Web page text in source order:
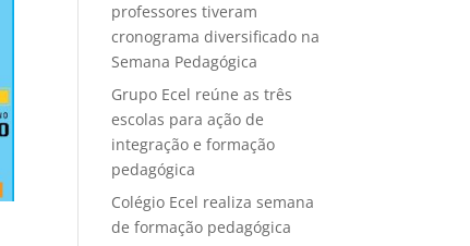
professores tiveram
cronograma diversificado na
Semana Pedagógica
Grupo Ecel reúne as três
escolas para ação de
integração e formação
pedagógica
Colégio Ecel realiza semana
de formação pedagógica